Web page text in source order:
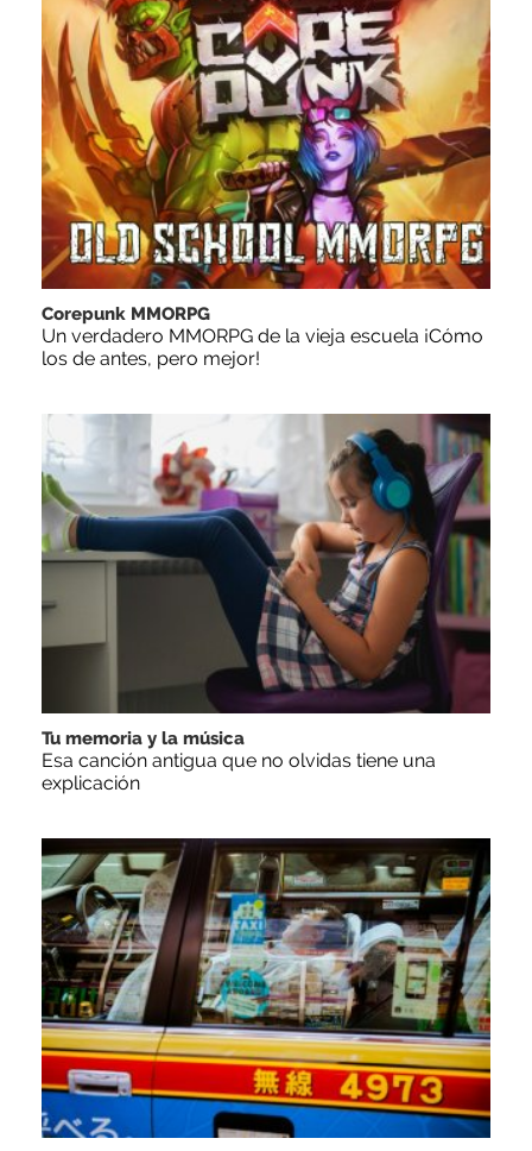
Corepunk MMORPG
Un verdadero MMORPG de la vieja escuela ¡Cómo
los de antes, pero mejor!
Tu memoria y la música
Esa canción antigua que no olvidas tiene una
explicación